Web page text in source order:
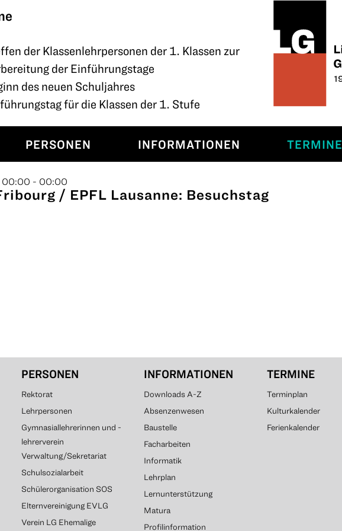
der Klassenlehrpersonen der 1. Klassen zur
der Einführungstage
des neuen Schuljahres
für die Klassen der 1. Stufe
PERSONEN INFORMATIONEN TERMINE
00:00 - 00:00
/ EPFL Lausanne: Besuchstag
PERSONEN
Rektorat
Lehrpersonen
Gymnasiallehrerinnen und -
lehrerverein
Verwaltung/Sekretariat
Schulsozialarbeit
Schülerorganisation SOS
Elternvereinigung EVLG
Verein LG Ehemalige
INFORMATIONEN
Downloads A-Z
Absenzenwesen
Baustelle
Facharbeiten
Informatik
Lehrplan
Lernunterstützung
Matura
Profilinformation
TERMINE
Terminplan
Kulturkalender
Ferienkalender